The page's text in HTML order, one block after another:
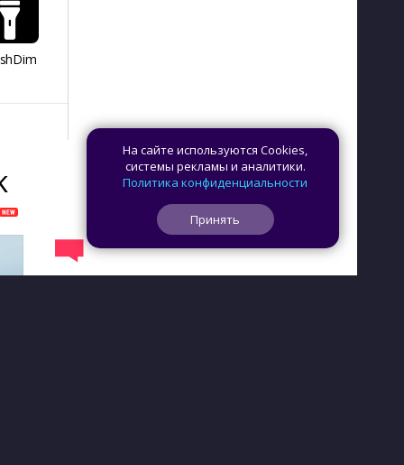
На сайте используются Cookies,
системы рекламы и аналитики.
Политика конфиденциальности
Принять